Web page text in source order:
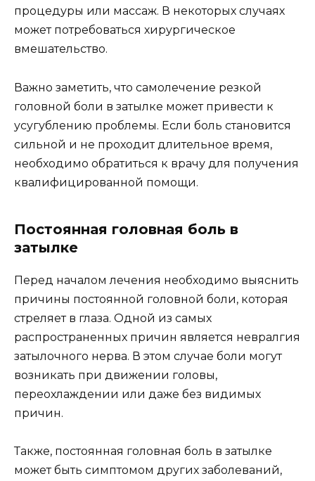
процедуры или массаж. В некоторых случаях
может потребоваться хирургическое
вмешательство.
Важно заметить, что самолечение резкой
головной боли в затылке может привести к
усугублению проблемы. Если боль становится
сильной и не проходит длительное время,
необходимо обратиться к врачу для получения
квалифицированной помощи.
Постоянная головная боль в
затылке
Перед началом лечения необходимо выяснить
причины постоянной головной боли, которая
стреляет в глаза. Одной из самых
распространенных причин является невралгия
затылочного нерва. В этом случае боли могут
возникать при движении головы,
переохлаждении или даже без видимых
причин.
Также, постоянная головная боль в затылке
может быть симптомом других заболеваний,